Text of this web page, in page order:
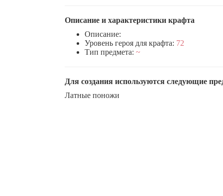
Описание и характеристики крафта
Описание:
Уровень героя для крафта: 72
Тип предмета: ~
Для создания используются следующие
Латные поножи